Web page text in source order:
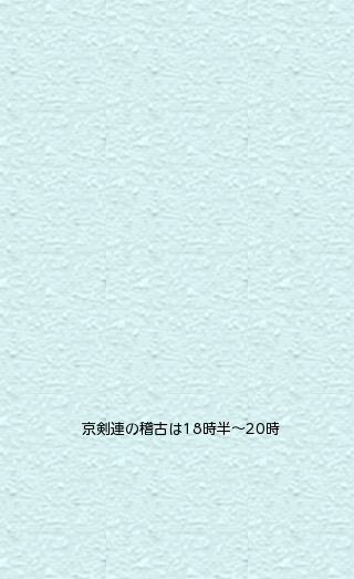
​京剣連の稽古は18時半～20時